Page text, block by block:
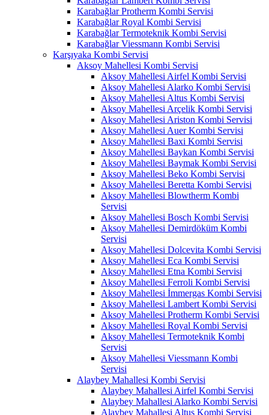
Karabağlar Protherm Kombi Servisi
Karabağlar Royal Kombi Servisi
Karabağlar Termoteknik Kombi Servisi
Karabağlar Viessmann Kombi Servisi
Karşıyaka Kombi Servisi
Aksoy Mahellesi Kombi Servisi
Aksoy Mahellesi Airfel Kombi Servisi
Aksoy Mahellesi Alarko Kombi Servisi
Aksoy Mahellesi Altus Kombi Servisi
Aksoy Mahellesi Arçelik Kombi Servisi
Aksoy Mahellesi Ariston Kombi Servisi
Aksoy Mahellesi Auer Kombi Servisi
Aksoy Mahellesi Baxi Kombi Servisi
Aksoy Mahellesi Baykan Kombi Servisi
Aksoy Mahellesi Baymak Kombi Servisi
Aksoy Mahellesi Beko Kombi Servisi
Aksoy Mahellesi Beretta Kombi Servisi
Aksoy Mahellesi Blowtherm Kombi
Servisi
Aksoy Mahellesi Bosch Kombi Servisi
Aksoy Mahellesi Demirdöküm Kombi
Servisi
Aksoy Mahellesi Dolcevita Kombi Servisi
Aksoy Mahellesi Eca Kombi Servisi
Aksoy Mahellesi Etna Kombi Servisi
Aksoy Mahellesi Ferroli Kombi Servisi
Aksoy Mahellesi İmmergas Kombi Servisi
Aksoy Mahellesi Lambert Kombi Servisi
Aksoy Mahellesi Protherm Kombi Servisi
Aksoy Mahellesi Royal Kombi Servisi
Aksoy Mahellesi Termoteknik Kombi
Servisi
Aksoy Mahellesi Viessmann Kombi
Servisi
Alaybey Mahallesi Kombi Servisi
Alaybey Mahallesi Airfel Kombi Servisi
Alaybey Mahallesi Alarko Kombi Servisi
Alaybey Mahallesi Altus Kombi Servisi